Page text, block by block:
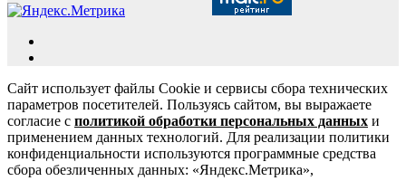
Сайт использует файлы Cookie и сервисы сбора технических
параметров посетителей. Пользуясь сайтом, вы выражаете
согласие с политикой обработки персональных данных и
применением данных технологий. Для реализации политики
конфиденциальности используются программные средства
сбора обезличенных данных: «Яндекс.Метрика»,